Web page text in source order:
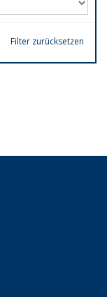
Filter zurücksetzen